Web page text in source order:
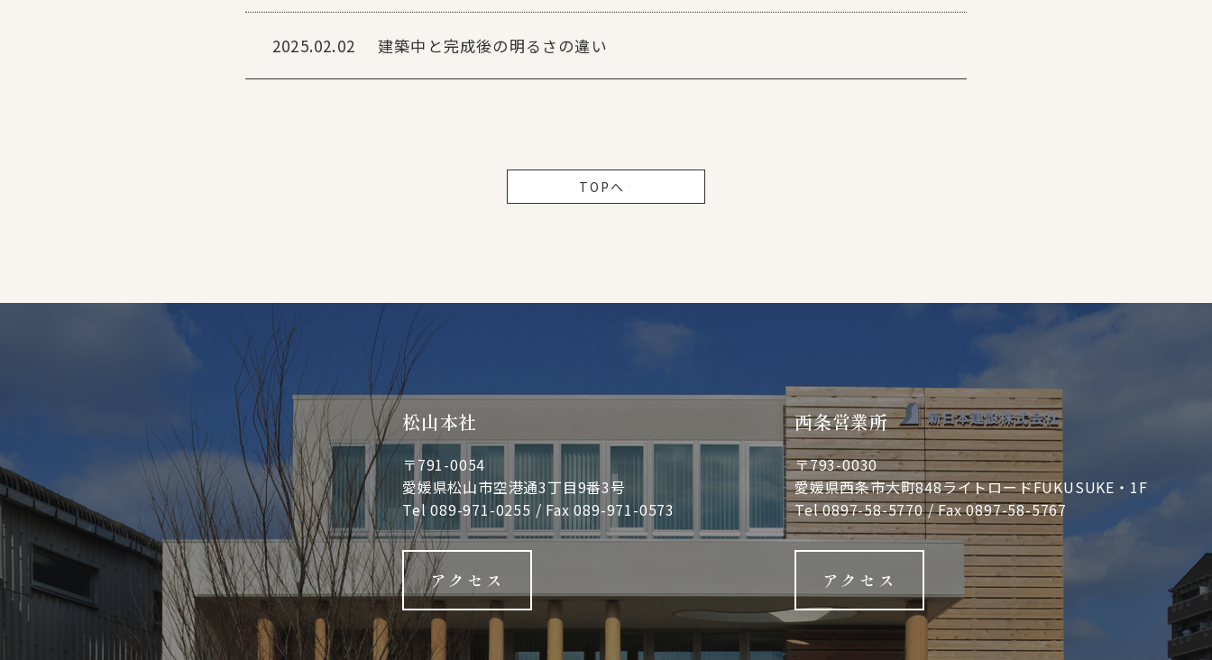
2025.02.02 建築中と完成後の明るさの違い
TOPへ
松山本社
〒791-0054
愛媛県松山市空港通3丁目9番3号
Tel089-971-0255 / Fax 089-971-0573
アクセス
西条営業所
〒793-0030
愛媛県西条市大町848ライトロードFUKUSUKE・1F
Tel0897-58-5770/ Fax 0897-58-5767
アクセス